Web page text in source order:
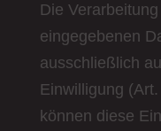
Die
eingegebenen
ausschließlich
Einwilligung
können diese